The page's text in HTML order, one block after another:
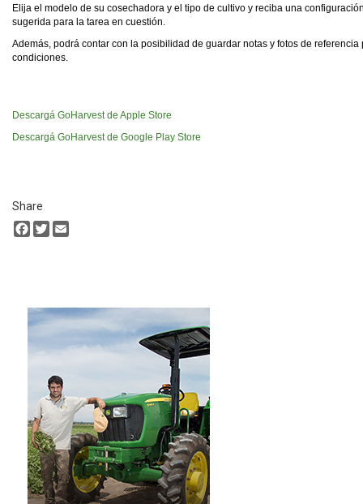
Elija el modelo de su cosechadora y el tipo de cultivo y reciba una
sugerida para la tarea en cuestión.
Además, podrá contar con la posibilidad de guardar notas y fotos de referencia
condiciones.
Descargá GoHarvest de Apple Store
Descargá GoHarvest de Google Play Store
Share
Facebook
Twitter